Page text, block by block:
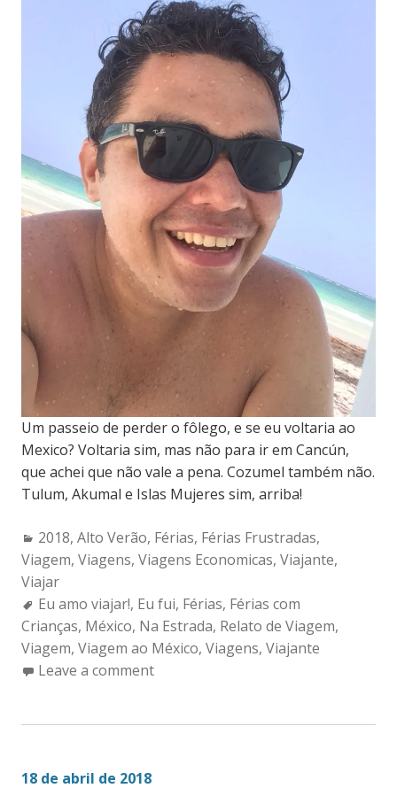
Um passeio de perder o fôlego, e se eu voltaria ao
Mexico? Voltaria sim, mas não para ir em Cancún,
que achei que não vale a pena. Cozumel também não.
Tulum, Akumal e Islas Mujeres sim, arriba!
Categories:
2018, Alto Verão, Férias, Férias Frustradas,
Viagem, Viagens, Viagens Economicas, Viajante,
Viajar
Tags:
Eu amo viajar!, Eu fui, Férias, Férias com
Crianças, México, Na Estrada, Relato de Viagem,
Viagem, Viagem ao México, Viagens, Viajante
Leave a comment
18 de abril de 2018